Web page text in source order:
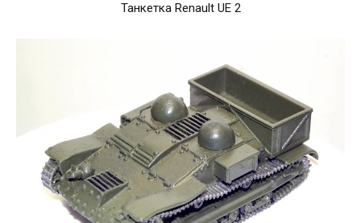
Танкетка Renault UE 2